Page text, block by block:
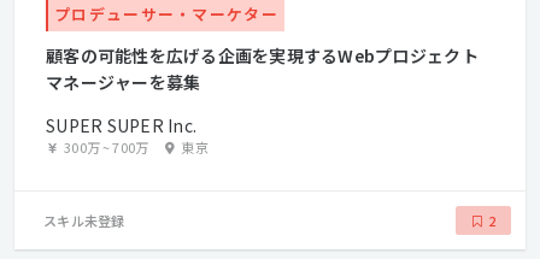
プロデューサー・マーケター
顧客の可能性を広げる企画を実現するWebプロジェクト
マネージャーを募集
SUPER SUPER Inc.
300万~700万 東京
スキル未登録 2